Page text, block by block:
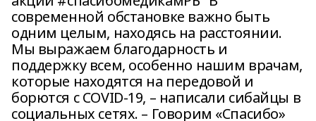
современной обстановке важно быть
одним целым, находясь на расстоянии.
Мы выражаем благодарность и
поддержку всем, особенно нашим врачам,
которые находятся на передовой и
борются с COVID-19, – написали сибайцы в
социальных сетях. – Говорим «Спасибо»